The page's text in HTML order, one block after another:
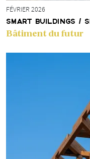
FÉVRIER 2026
SMART BUILDINGS /
Bâtiment du futur